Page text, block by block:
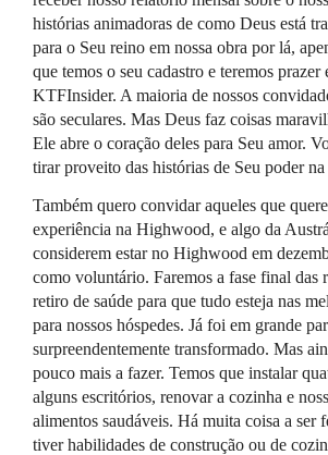
histórias animadoras de como Deus está
para o Seu reino em nossa obra por lá,
que temos o seu cadastro e teremos prazer
KTFInsider. A maioria de nossos
são seculares. Mas Deus faz coisas
Ele abre o coração deles para Seu amor.
tirar proveito das histórias de Seu poder
Também quero convidar aqueles que
experiência na Highwood, e algo da
considerem estar no Highwood em
como voluntário. Faremos a fase final das
retiro de saúde para que tudo esteja nas
para nossos hóspedes. Já foi em grande
surpreendentemente transformado. Mas
pouco mais a fazer. Temos que instalar
alguns escritórios, renovar a cozinha e
alimentos saudáveis. Há muita coisa a ser
tiver habilidades de construção ou de